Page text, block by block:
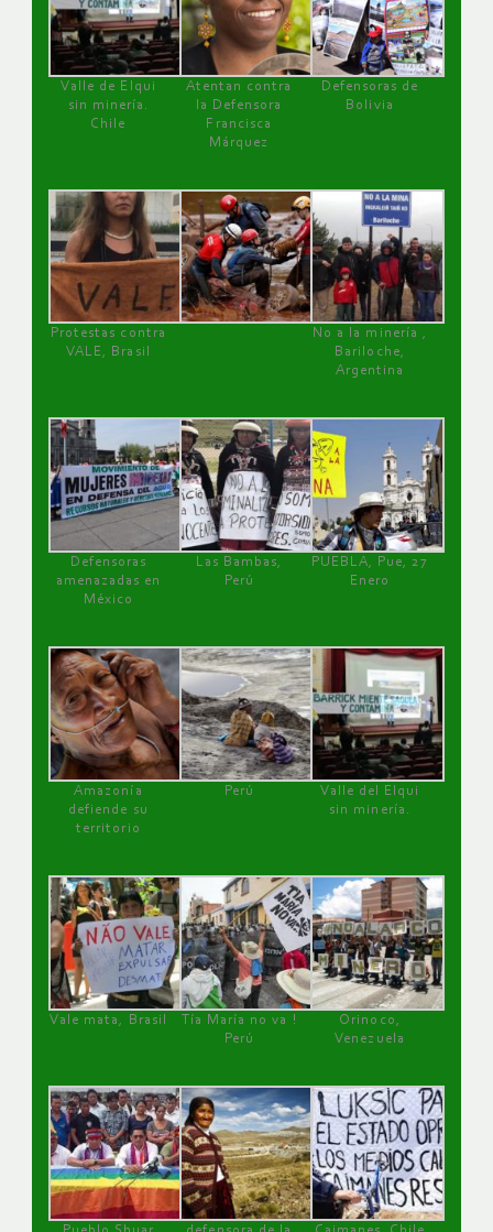
Valle de Elqui
sin minería.
Chile
Atentan contra
la Defensora
Francisca
Márquez
Defensoras de
Bolivia
Protestas contra
VALE, Brasil
No a la minería ,
Bariloche,
Argentina
Defensoras
amenazadas en
México
Las Bambas,
Perú
PUEBLA, Pue, 27
Enero
Amazonía
defiende su
territorio
Perú
Valle del Elqui
sin minería.
Vale mata, Brasil
Tía María no va !
Perú
Orinoco,
Venezuela